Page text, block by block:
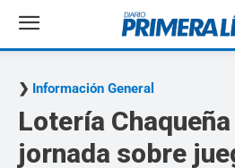
Información General
Lotería
jornada sobre